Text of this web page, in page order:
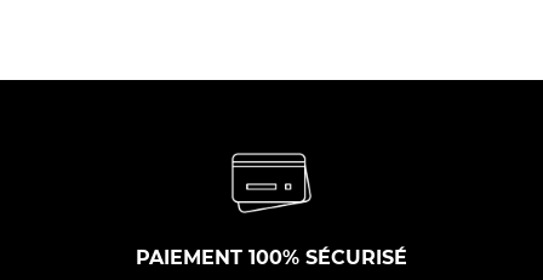
PAIEMENT 100% SÉCURISÉ